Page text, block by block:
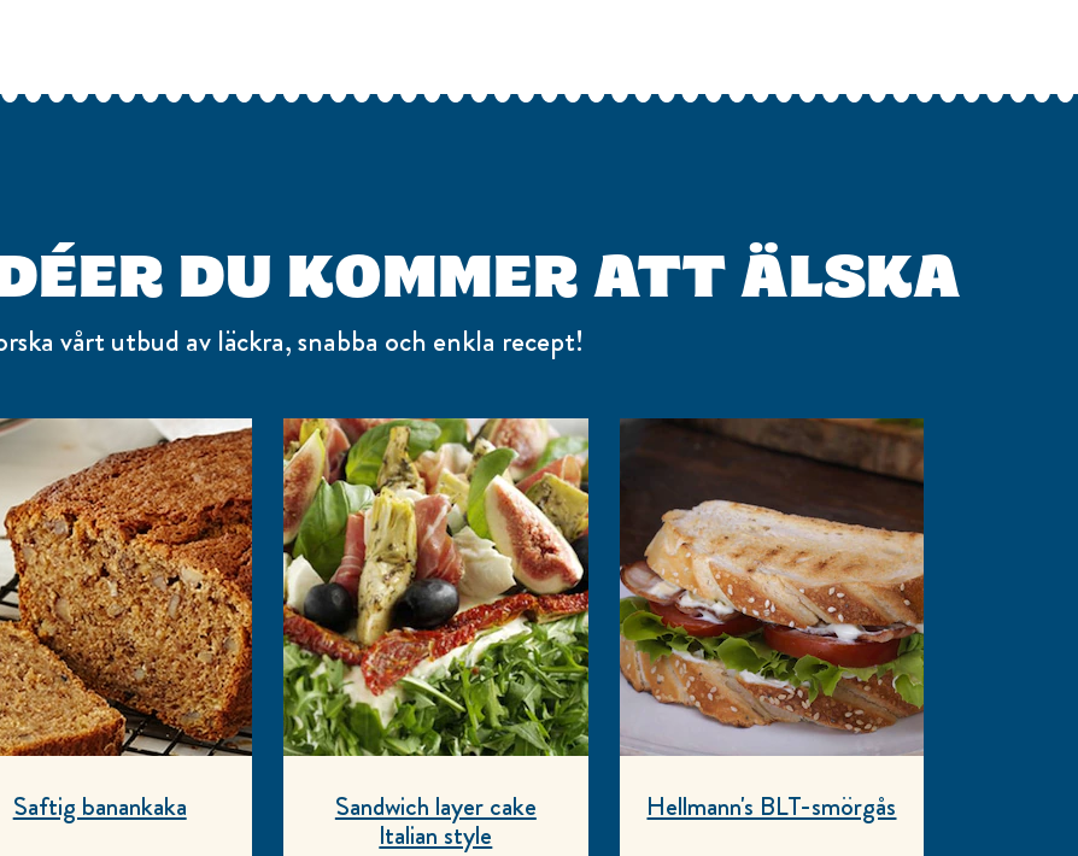
DU KOMMER ATT ÄLSKA
vårt utbud av läckra, snabba och enkla recept!
Saftig banankaka Sandwich layer cake
Italian style
Hellmann's BLT-smörgås